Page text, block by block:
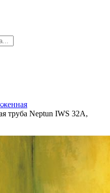
труба Neptun IWS 32А,